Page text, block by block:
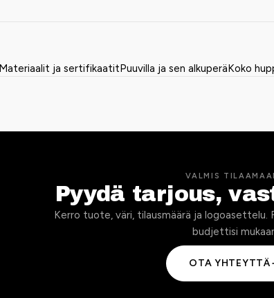
Materiaalit ja sertifikaatitPuuvilla ja sen alkuperäKoko
VALMIS
Pyydä tarjous,
Kerro tuote, väri, tilausmäärä ja logoasettelu.
budjettisi
OTA YHTEYTTÄ